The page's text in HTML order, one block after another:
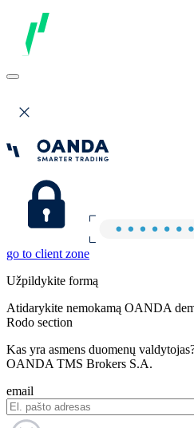
go to client zone
Užpildykite formą
Atidarykite nemokamą OANDA
Rodo section
Kas yra asmens duomenų
OANDA TMS Brokers S.A.
email